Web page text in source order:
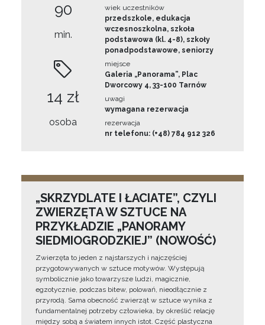
90
min.
14 zł
osoba
wiek uczestników
przedszkole, edukacja
wczesnoszkolna, szkoła
podstawowa (kl. 4-8), szkoły
ponadpodstawowe, seniorzy
miejsce
Galeria „Panorama”, Plac
Dworcowy 4, 33-100 Tarnów
uwagi
wymagana rezerwacja
rezerwacja
nr telefonu: (+48) 784 912 326
„SKRZYDLATE I ŁACIATE”, CZYLI
ZWIERZĘTA W SZTUCE NA
PRZYKŁADZIE „PANORAMY
SIEDMIOGRODZKIEJ” (NOWOŚĆ)
Zwierzęta to jeden z najstarszych i najczęściej
przygotowywanych w sztuce motywów. Występują
symbolicznie jako towarzysze ludzi, magicznie,
egzotycznie, podczas bitew, polowań, nieodłącznie z
przyrodą. Sama obecność zwierząt w sztuce wynika z
fundamentalnej potrzeby człowieka, by określić relację
między sobą a światem innych istot. Część plastyczna